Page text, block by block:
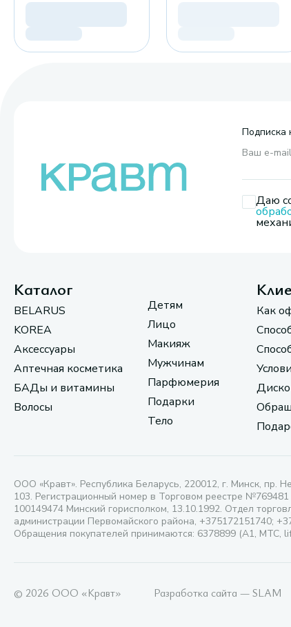
Подписка
Ваш e-
Даю
Каталог
BELARUS
KOREA
Аксессуары
Аптечная косметика
БАДы и витамины
Волосы
Детям
Лицо
Макияж
Мужчинам
Парфюмерия
Подарки
Тело
Как
ООО «Кравт». Республика Беларусь, 220012, г. Минск, пр.
103. Регистрационный номер в Торговом реестре
100149474 Минский горисполком, 13.10.1992. Отдел
администрации Первомайского района, +375172151740;
Обращения покупателей принимаются: 6378899 (А1, МТС,
© 2026 ООО «Кравт» Разработка сайта — SLAM